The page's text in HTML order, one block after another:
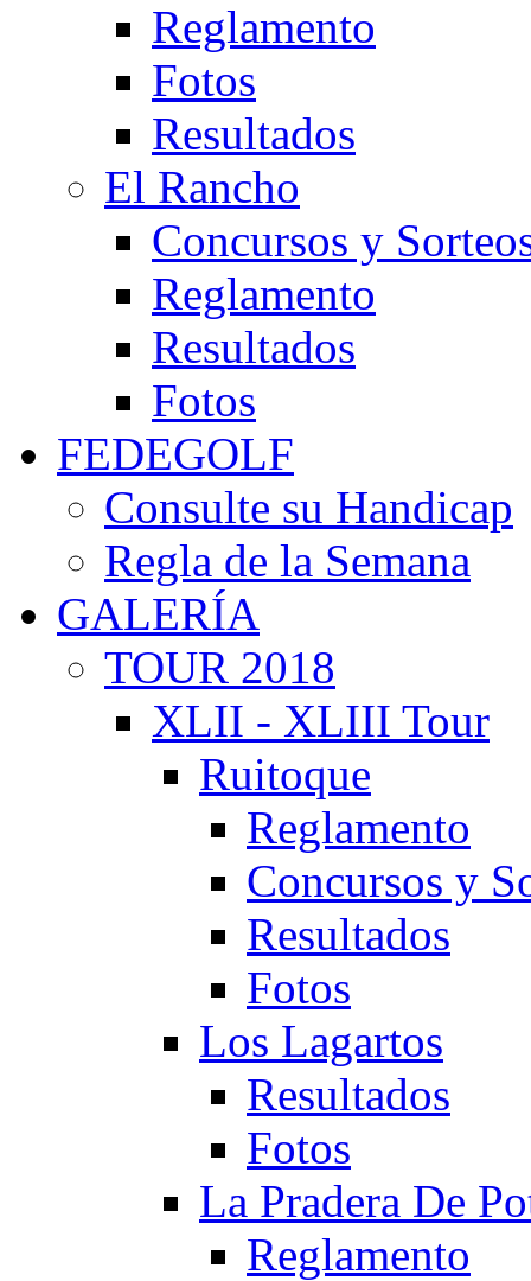
Reglamento
Fotos
Resultados
El Rancho
Concursos y
Reglamento
Resultados
Fotos
FEDEGOLF
Consulte su Handicap
Regla de la Semana
GALERÍA
TOUR 2018
XLII - XLIII Tour
Ruitoque
Reglamento
Concursos y
Resultados
Fotos
Los Lagartos
Resultados
Fotos
La Pradera De
Reglamento